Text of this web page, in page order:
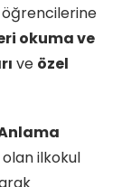
öğrencilerine
okuma ve
ve özel
olan ilkokul